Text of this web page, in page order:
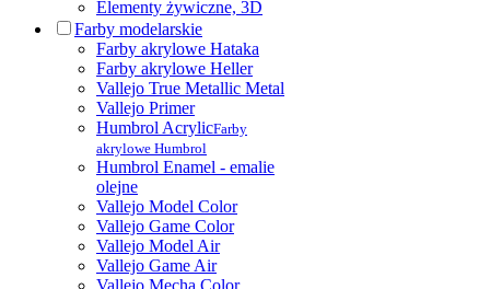
Elementy żywiczne, 3D
Farby modelarskie
Farby akrylowe Hataka
Farby akrylowe Heller
Vallejo True Metallic Metal
Vallejo Primer
Humbrol AcrylicFarby
akrylowe Humbrol
Humbrol Enamel - emalie
olejne
Vallejo Model Color
Vallejo Game Color
Vallejo Model Air
Vallejo Game Air
Vallejo Mecha Color